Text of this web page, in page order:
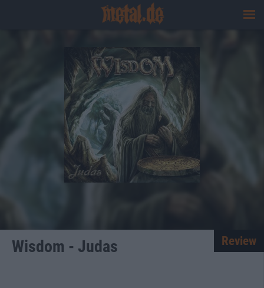
Wisdom - Judas Review